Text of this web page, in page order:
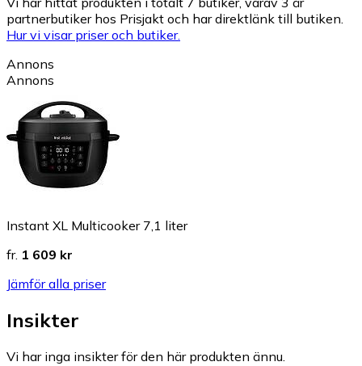
partnerbutiker hos Prisjakt och har direktlänk till butiken.
Hur vi visar priser och butiker.
Annons
Annons
Instant XL Multicooker 7,1 liter
fr. 1 609 kr
Jämför alla priser
Insikter
Vi har inga insikter för den här produkten ännu.